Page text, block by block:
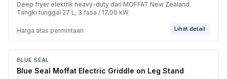
Deep fryer elektrik heavy-duty dari MOFFAT New Zealand.
Tangki tunggal 27 L, 3 fasa / 17,00 kW.
Harga atas permintaan Lihat detail
BARU
BLUE SEAL
Blue Seal Moffat Electric Griddle on Leg Stand